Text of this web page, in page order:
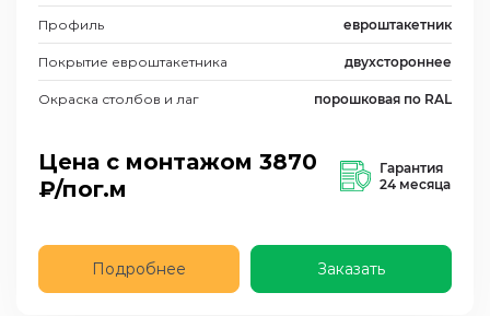
Профиль евроштакетник
Покрытие евроштакетника двухстороннее
Окраска столбов и лаг порошковая по RAL
Цена с монтажом 3870
₽/пог.м
Гарантия
24 месяца
Подробнее Заказать